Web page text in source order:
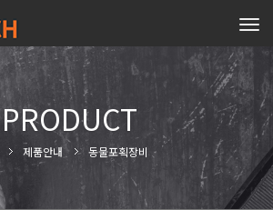
PRODUCT
제품안내 동물포획장비